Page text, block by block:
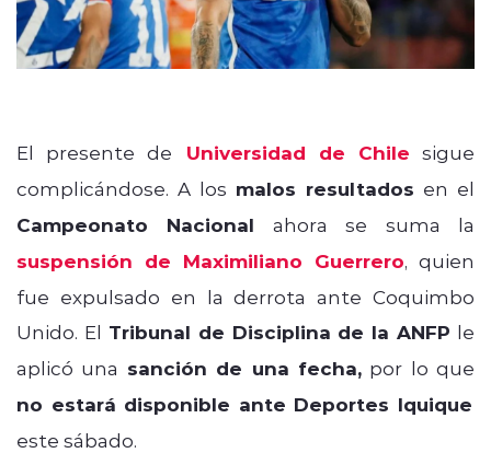
El presente de Universidad de Chile sigue
complicándose. A los malos resultados en el
Campeonato Nacional ahora se suma la
suspensión de Maximiliano Guerrero, quien
fue expulsado en la derrota ante Coquimbo
Unido. El Tribunal de Disciplina de la ANFP le
aplicó una sanción de una fecha,por lo que
no estará disponible ante Deportes Iquique
este sábado.